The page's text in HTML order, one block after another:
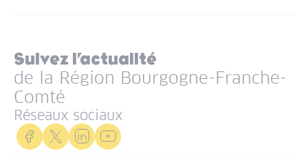
Suivez l’actualité
de la Région Bourgogne-Franche-
Comté
Réseaux sociaux